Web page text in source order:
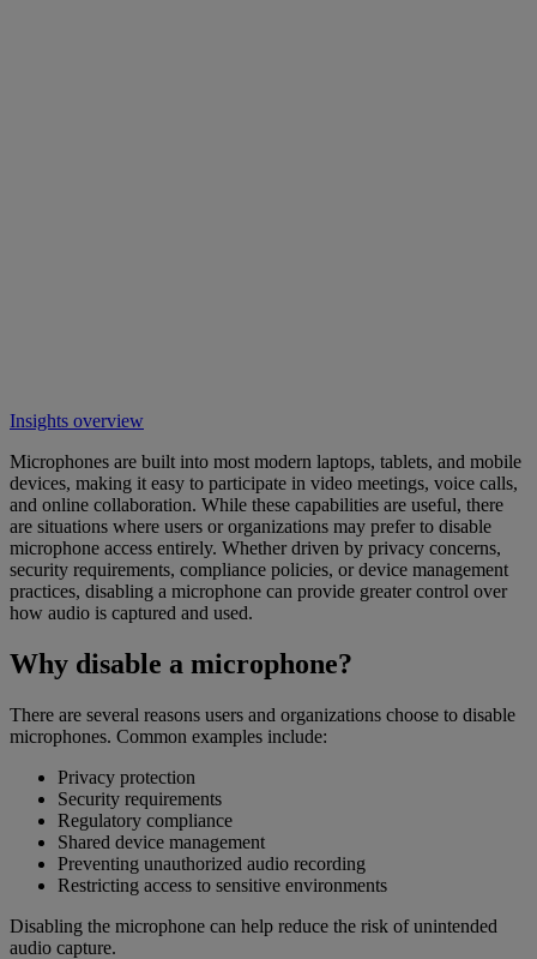
Insights overview
Microphones are built into most modern laptops, tablets, and mobile
devices, making it easy to participate in video meetings, voice calls,
and online collaboration. While these capabilities are useful, there
are situations where users or organizations may prefer to disable
microphone access entirely. Whether driven by privacy concerns,
security requirements, compliance policies, or device management
practices, disabling a microphone can provide greater control over
how audio is captured and used.
Why disable a microphone?
There are several reasons users and organizations choose to disable
microphones. Common examples include:
Privacy protection
Security requirements
Regulatory compliance
Shared device management
Preventing unauthorized audio recording
Restricting access to sensitive environments
Disabling the microphone can help reduce the risk of unintended
audio capture.